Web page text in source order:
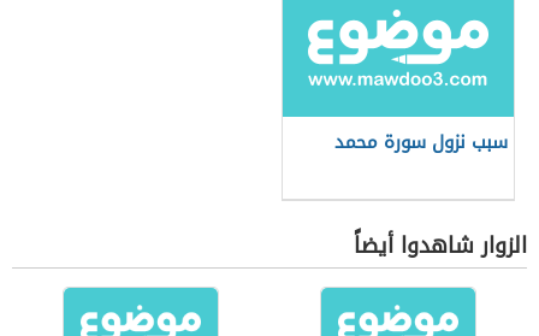
سبب نزول سورة محمد
الزوار شاهدوا أيضاً